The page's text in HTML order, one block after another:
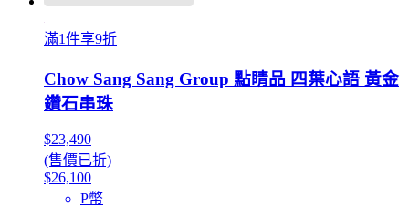
滿1件享9折
Chow Sang Sang Group 點睛品 四葉心語 黃金
鑽石串珠
$23,490
(售價已折)
$26,100
P幣